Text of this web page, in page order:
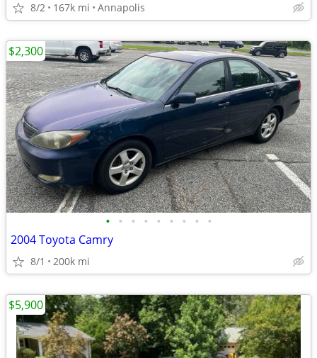
8/2 167k mi Annapolis
• • • • • • • • •
2004 Toyota Camry
8/1 200k mi
$2,300
$5,900